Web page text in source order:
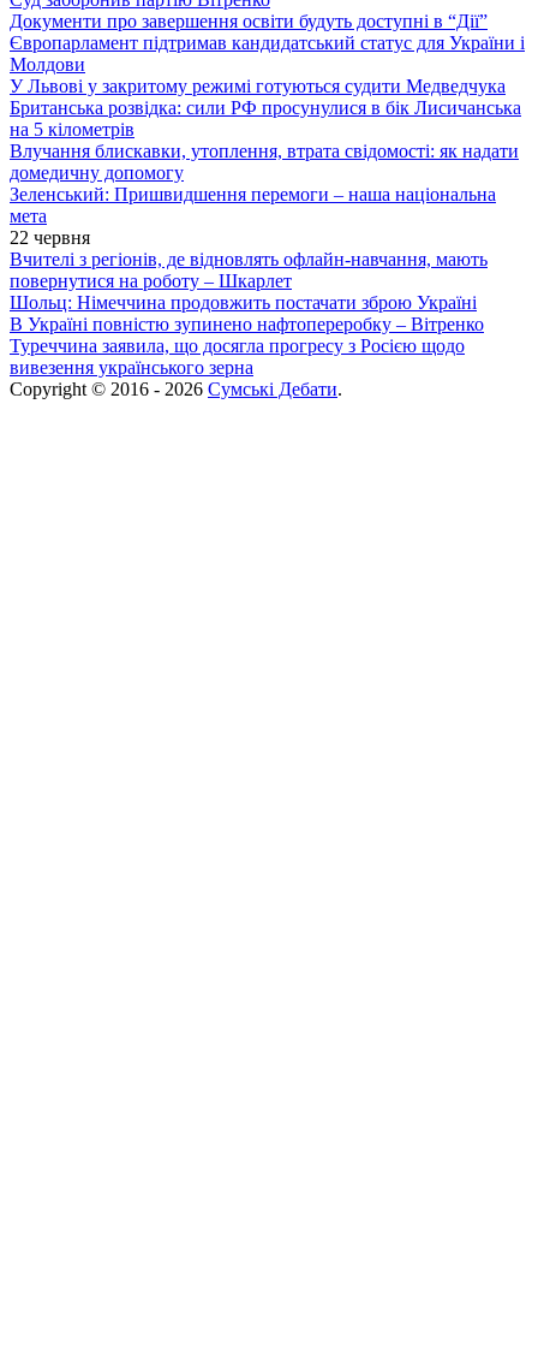
Документи про завершення освіти будуть доступні в “Дії”
Європарламент підтримав кандидатський статус для України і
Молдови
У Львові у закритому режимі готуються судити Медведчука
Британська розвідка: сили РФ просунулися в бік Лисичанська
на 5 кілометрів
Влучання блискавки, утоплення, втрата свідомості: як надати
домедичну допомогу
Зеленський: Пришвидшення перемоги – наша національна
мета
22 червня
Вчителі з регіонів, де відновлять офлайн-навчання, мають
повернутися на роботу – Шкарлет
Шольц: Німеччина продовжить постачати зброю Україні
В Україні повністю зупинено нафтопереробку – Вітренко
Туреччина заявила, що досягла прогресу з Росією щодо
вивезення українського зерна
Copyright © 2016 - 2026 Сумські Дебати.